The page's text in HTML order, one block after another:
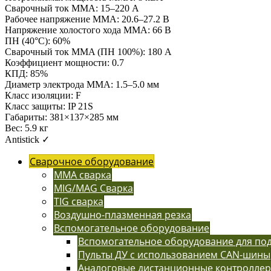
Сварочный ток MMA: 15–220 А
Рабочее напряжение ММА: 20.6–27.2 В
Напряжение холостого хода MMA: 66 В
ПН (40°C): 60%
Сварочный ток MMA (ПН 100%): 180 А
Коэффициент мощности: 0.7
КПД: 85%
Диаметр электрода MMA: 1.5–5.0 мм
Класс изоляции: F
Класс защиты: IP 21S
Габариты: 381×137×285 мм
Вес: 5.9 кг
Antistick ✓
Сварочное оборудование
MMA сварка
MIG/MAG Сварка
TIG сварка
Воздушно-плазменная резка
Вспомогательное оборудование
Вспомогательное оборудование для
Пульты ДУ с использованием CAN-шины
Аналоговые дистанционные